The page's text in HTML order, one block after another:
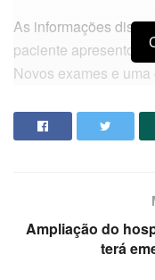
As informações
paciente apresentou
Novos exames e
informaram.
Ampliação do
terá